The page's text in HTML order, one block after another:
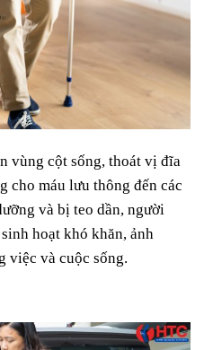
vùng cột sống, thoát vị đĩa
cho máu lưu thông đến các
và bị teo dần, người
hoạt khó khăn, ảnh
việc và cuộc sống.